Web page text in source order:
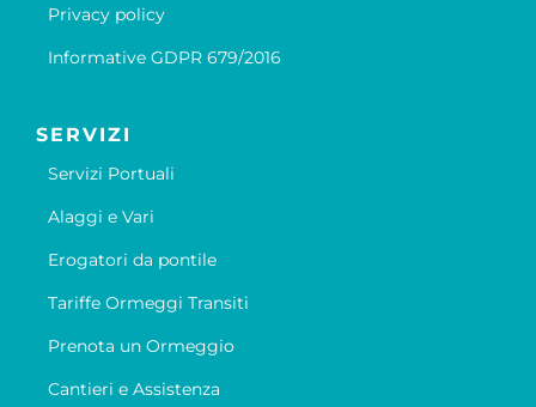
Privacy policy
Informative GDPR 679/2016
SERVIZI
Servizi Portuali
Alaggi e Vari
Erogatori da pontile
Tariffe Ormeggi Transiti
Prenota un Ormeggio
Cantieri e Assistenza